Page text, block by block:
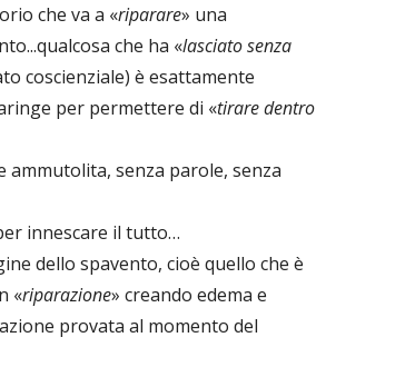
che va a «riparare» una
che ha «lasciato senza
coscienziale) è esattamente
per permettere di «tirare dentro
senza parole, senza
innescare il tutto…
dello spavento, cioè quello che è
«riparazione» creando edema e
provata al momento del